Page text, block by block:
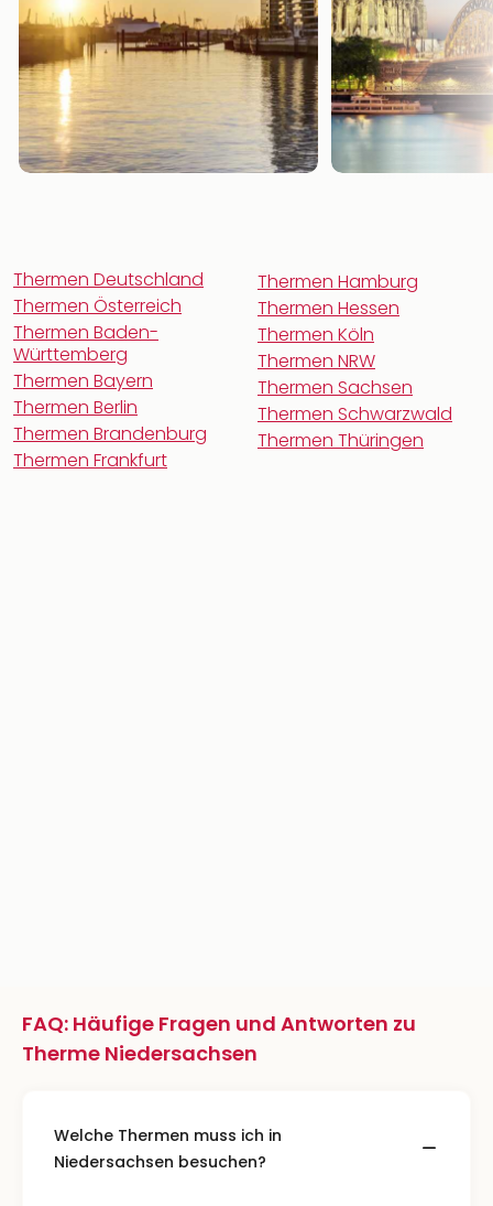
Thermen Deutschland
Thermen Österreich
Thermen Baden-
Württemberg
Thermen Bayern
Thermen Berlin
Thermen Brandenburg
Thermen Frankfurt
Thermen Hamburg
Thermen Hessen
Thermen Köln
Thermen NRW
Thermen Sachsen
Thermen Schwarzwald
Thermen Thüringen
FAQ: Häufige Fragen und Antworten zu
Therme Niedersachsen
Welche Thermen muss ich in
Niedersachsen besuchen?